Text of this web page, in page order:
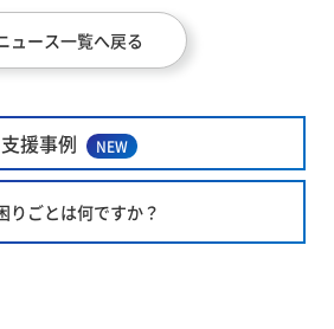
ュース一覧へ戻る
支援事例 NEW
りごとは何ですか？